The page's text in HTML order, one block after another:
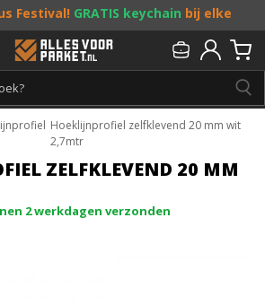
Festival! GRATIS keychain bij elke
entoffe acties! Doe je mee?
013 - 207 00 01
Hoeklijnprofiel zelfklevend 20 mm wit
2,7mtr
ZELFKLEVEND 20 MM
2 werkdagen verzonden